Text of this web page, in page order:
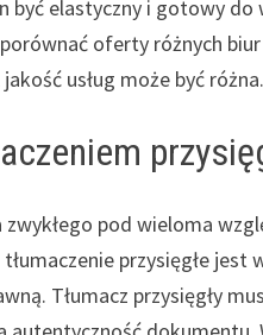
elastyczny i gotowy do
oferty różnych
usług może być różna.
zwykłego pod wieloma
przysięgłe jest
Tłumacz przysięgły